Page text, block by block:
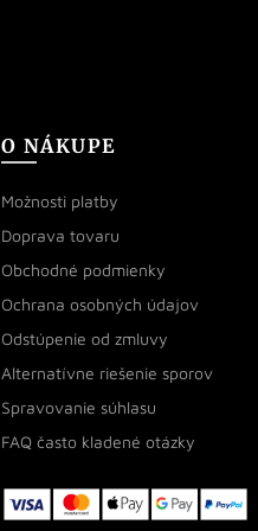
O NÁKUPE
Možnosti platby
Doprava tovaru
Obchodné podmienky
Ochrana osobných údajov
Odstúpenie od zmluvy
Alternatívne riešenie sporov
Spravovanie súhlasu
FAQ často kladené otázky